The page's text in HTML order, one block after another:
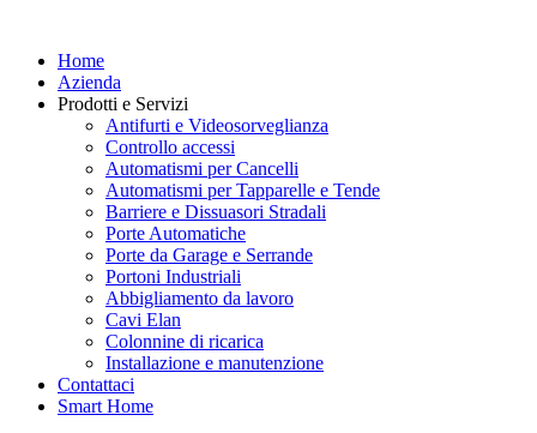
contenutoHome
Azienda
Prodotti e Servizi
Antifurti e Videosorveglianza
Controllo accessi
Automatismi per Cancelli
Automatismi per Tapparelle e Tende
Barriere e Dissuasori Stradali
Porte Automatiche
Porte da Garage e Serrande
Portoni Industriali
Abbigliamento da lavoro
Cavi Elan
Colonnine di ricarica
Installazione e manutenzione
Contattaci
Smart Home